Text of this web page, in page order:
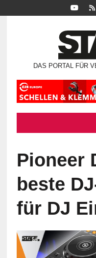
DAS PORTAL FÜR
Pioneer
beste
für DJ